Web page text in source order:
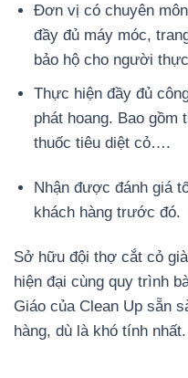
Đơn vị có chuyên
đầy đủ máy móc,
bảo hộ cho người
Thực hiện đầy đủ
phát hoang. Bao
thuốc tiêu diệt cỏ….
Nhận được đánh giá
khách hàng trước đó.
Sở hữu đội thợ cắt cỏ
hiện đại cùng quy trình
Giáo của Clean Up sẵn
hàng, dù là khó tính nhất.